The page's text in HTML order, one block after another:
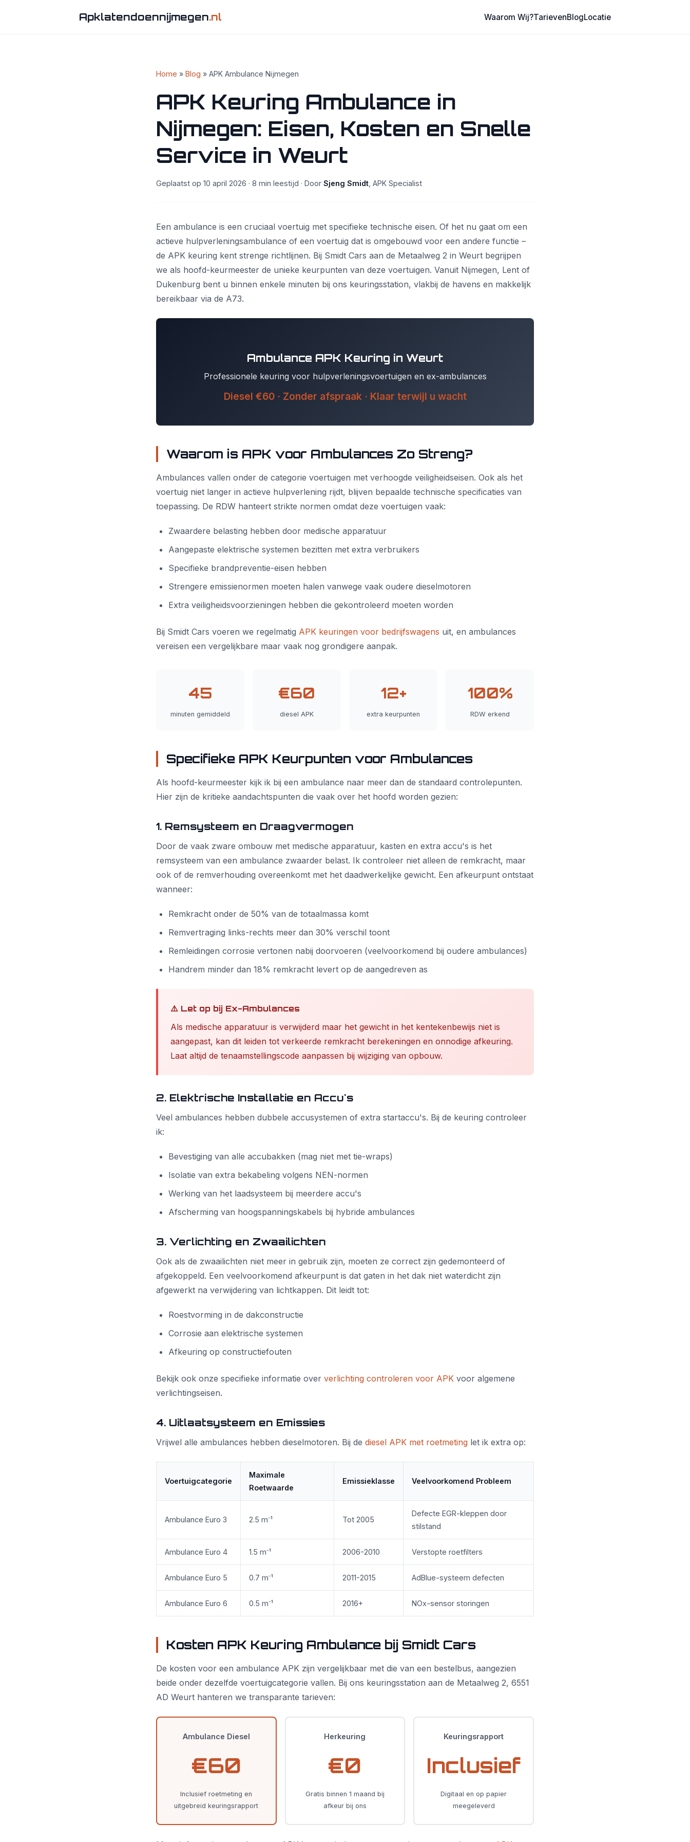
Apklatendoennijmegen.nl Waarom Wij?TarievenBlogLocatie
Home » Blog » APK Ambulance Nijmegen
APK Keuring Ambulance in
Nijmegen: Eisen, Kosten en Snelle
Service in Weurt
Geplaatst op 10 april 2026 · 8 min leestijd · Door Sjeng Smidt , APK Specialist
Een ambulance is een cruciaal voertuig met specifieke technische eisen. Of het nu gaat om een
actieve hulpverleningsambulance of een voertuig dat is omgebouwd voor een andere functie –
de APK keuring kent strenge richtlijnen. Bij Smidt Cars aan de Metaalweg 2 in Weurt begrijpen
we als hoofd-keurmeester de unieke keurpunten van deze voertuigen. Vanuit Nijmegen, Lent of
Dukenburg bent u binnen enkele minuten bij ons keuringsstation, vlakbij de havens en makkelijk
bereikbaar via de A73.
Ambulance APK Keuring in Weurt
Professionele keuring voor hulpverleningsvoertuigen en ex-ambulances
Diesel €60 · Zonder afspraak · Klaar terwijl u wacht
Waarom is APK voor Ambulances Zo Streng?
Ambulances vallen onder de categorie voertuigen met verhoogde veiligheidseisen. Ook als het
voertuig niet langer in actieve hulpverlening rijdt, blijven bepaalde technische specificaties van
toepassing. De RDW hanteert strikte normen omdat deze voertuigen vaak:
Zwaardere belasting hebben door medische apparatuur
Aangepaste elektrische systemen bezitten met extra verbruikers
Specifieke brandpreventie-eisen hebben
Strengere emissienormen moeten halen vanwege vaak oudere dieselmotoren
Extra veiligheidsvoorzieningen hebben die gekontroleerd moeten worden
Bij Smidt Cars voeren we regelmatig APK keuringen voor bedrijfswagens uit, en ambulances
vereisen een vergelijkbare maar vaak nog grondigere aanpak.
45
minuten gemiddeld
€60
diesel APK
12+
extra keurpunten
100%
RDW erkend
Specifieke APK Keurpunten voor Ambulances
Als hoofd-keurmeester kijk ik bij een ambulance naar meer dan de standaard controlepunten.
Hier zijn de kritieke aandachtspunten die vaak over het hoofd worden gezien:
1. Remsysteem en Draagvermogen
Door de vaak zware ombouw met medische apparatuur, kasten en extra accu's is het
remsysteem van een ambulance zwaarder belast. Ik controleer niet alleen de remkracht, maar
ook of de remverhouding overeenkomt met het daadwerkelijke gewicht. Een afkeurpunt ontstaat
wanneer:
Remkracht onder de 50% van de totaalmassa komt
Remvertraging links-rechts meer dan 30% verschil toont
Remleidingen corrosie vertonen nabij doorvoeren (veelvoorkomend bij oudere ambulances)
Handrem minder dan 18% remkracht levert op de aangedreven as
⚠️ Let op bij Ex-Ambulances
Als medische apparatuur is verwijderd maar het gewicht in het kentekenbewijs niet is
aangepast, kan dit leiden tot verkeerde remkracht berekeningen en onnodige afkeuring.
Laat altijd de tenaamstellingscode aanpassen bij wijziging van opbouw.
2. Elektrische Installatie en Accu's
Veel ambulances hebben dubbele accusystemen of extra startaccu's. Bij de keuring controleer
ik:
Bevestiging van alle accubakken (mag niet met tie-wraps)
Isolatie van extra bekabeling volgens NEN-normen
Werking van het laadsysteem bij meerdere accu's
Afscherming van hoogspanningskabels bij hybride ambulances
3. Verlichting en Zwaailichten
Ook als de zwaailichten niet meer in gebruik zijn, moeten ze correct zijn gedemonteerd of
afgekoppeld. Een veelvoorkomend afkeurpunt is dat gaten in het dak niet waterdicht zijn
afgewerkt na verwijdering van lichtkappen. Dit leidt tot:
Roestvorming in de dakconstructie
Corrosie aan elektrische systemen
Afkeuring op constructiefouten
Bekijk ook onze specifieke informatie over verlichting controleren voor APK voor algemene
verlichtingseisen.
4. Uitlaatsysteem en Emissies
Vrijwel alle ambulances hebben dieselmotoren. Bij de diesel APK met roetmeting let ik extra op:
Voertuigcategorie
Maximale
Roetwaarde
Emissieklasse Veelvoorkomend Probleem
Ambulance Euro 3 2.5 m⁻¹ Tot 2005
Defecte EGR-kleppen door
stilstand
Ambulance Euro 4 1.5 m⁻¹ 2006-2010 Verstopte roetfilters
Ambulance Euro 5 0.7 m⁻¹ 2011-2015 AdBlue-systeem defecten
Ambulance Euro 6 0.5 m⁻¹ 2016+ NOx-sensor storingen
Kosten APK Keuring Ambulance bij Smidt Cars
De kosten voor een ambulance APK zijn vergelijkbaar met die van een bestelbus, aangezien
beide onder dezelfde voertuigcategorie vallen. Bij ons keuringsstation aan de Metaalweg 2, 6551
AD Weurt hanteren we transparante tarieven:
Ambulance Diesel
€60
Inclusief roetmeting en
uitgebreid keuringsrapport
Herkeuring
€0
Gratis binnen 1 maand bij
afkeur bij ons
Keuringsrapport
Inclusief
Digitaal en op papier
meegeleverd